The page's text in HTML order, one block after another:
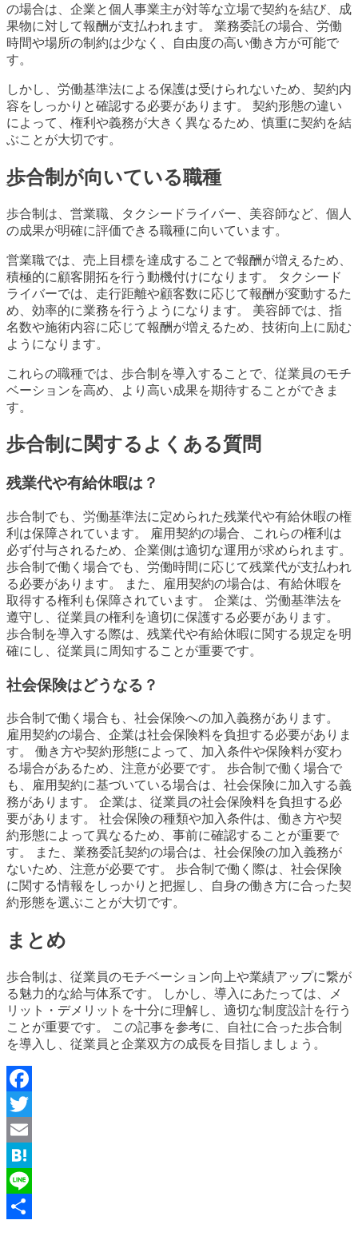
の場合は、企業と個人事業主が対等な立場で契約を結び、成
果物に対して報酬が支払われます。 業務委託の場合、労働
時間や場所の制約は少なく、自由度の高い働き方が可能で
す。
しかし、労働基準法による保護は受けられないため、契約内
容をしっかりと確認する必要があります。 契約形態の違い
によって、権利や義務が大きく異なるため、慎重に契約を結
ぶことが大切です。
歩合制が向いている職種
歩合制は、営業職、タクシードライバー、美容師など、個人
の成果が明確に評価できる職種に向いています。
営業職では、売上目標を達成することで報酬が増えるため、
積極的に顧客開拓を行う動機付けになります。 タクシード
ライバーでは、走行距離や顧客数に応じて報酬が変動するた
め、効率的に業務を行うようになります。 美容師では、指
名数や施術内容に応じて報酬が増えるため、技術向上に励む
ようになります。
これらの職種では、歩合制を導入することで、従業員のモチ
ベーションを高め、より高い成果を期待することができま
す。
歩合制に関するよくある質問
残業代や有給休暇は？
歩合制でも、労働基準法に定められた残業代や有給休暇の権
利は保障されています。 雇用契約の場合、これらの権利は
必ず付与されるため、企業側は適切な運用が求められます。
歩合制で働く場合でも、労働時間に応じて残業代が支払われ
る必要があります。 また、雇用契約の場合は、有給休暇を
取得する権利も保障されています。 企業は、労働基準法を
遵守し、従業員の権利を適切に保護する必要があります。
歩合制を導入する際は、残業代や有給休暇に関する規定を明
確にし、従業員に周知することが重要です。
社会保険はどうなる？
歩合制で働く場合も、社会保険への加入義務があります。
雇用契約の場合、企業は社会保険料を負担する必要がありま
す。 働き方や契約形態によって、加入条件や保険料が変わ
る場合があるため、注意が必要です。 歩合制で働く場合で
も、雇用契約に基づいている場合は、社会保険に加入する義
務があります。 企業は、従業員の社会保険料を負担する必
要があります。 社会保険の種類や加入条件は、働き方や契
約形態によって異なるため、事前に確認することが重要で
す。 また、業務委託契約の場合は、社会保険の加入義務が
ないため、注意が必要です。 歩合制で働く際は、社会保険
に関する情報をしっかりと把握し、自身の働き方に合った契
約形態を選ぶことが大切です。
まとめ
歩合制は、従業員のモチベーション向上や業績アップに繋が
る魅力的な給与体系です。 しかし、導入にあたっては、メ
リット・デメリットを十分に理解し、適切な制度設計を行う
ことが重要です。 この記事を参考に、自社に合った歩合制
を導入し、従業員と企業双方の成長を目指しましょう。
Facebook
Twitter
Email
Hatena
Line